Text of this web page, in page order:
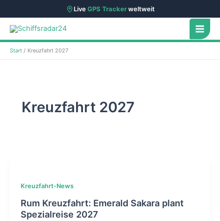
LiveGPS Trackerweltweit
Zum
Inhalt
springen
Start Kreuzfahrt 2027
Kreuzfahrt 2027
Kreuzfahrt-News
Rum Kreuzfahrt: Emerald Sakara plant
Spezialreise 2027